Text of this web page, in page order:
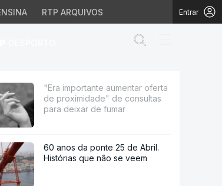
RTP ARQUIVOS Entrar
de consultas
"Era importante aumentar oferta
de proximidade" de consultas
para deixar de fumar
60 anos da ponte 25 de Abril.
Histórias que não se veem